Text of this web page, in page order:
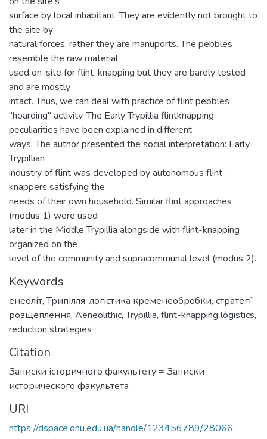
surface by local inhabitant. They are evidently not brought to
the site by
natural forces, rather they are manuports. The pebbles
resemble the raw material
used on-site for flint-knapping but they are barely tested
and are mostly
intact. Thus, we can deal with practice of flint pebbles
"hoarding" activity. The Early Trypillia flintknapping
peculiarities have been explained in different
ways. The author presented the social interpretation: Early
Trypillian
industry of flint was developed by autonomous flint-
knappers satisfying the
needs of their own household. Similar flint approaches
(modus 1) were used
later in the Middle Trypillia alongside with flint-knapping
organized on the
level of the community and supracommunal level (modus 2).
Keywords
енеоліт,Трипілля, логістика кременеобробки, стратегії
розщеплення, Aeneolithic,Trypillia, flint-knapping logistics,
reduction strategies
Citation
Записки історичного факультету = Записки
исторического факультета
URI
https://dspace.onu.edu.ua/handle/123456789/28066